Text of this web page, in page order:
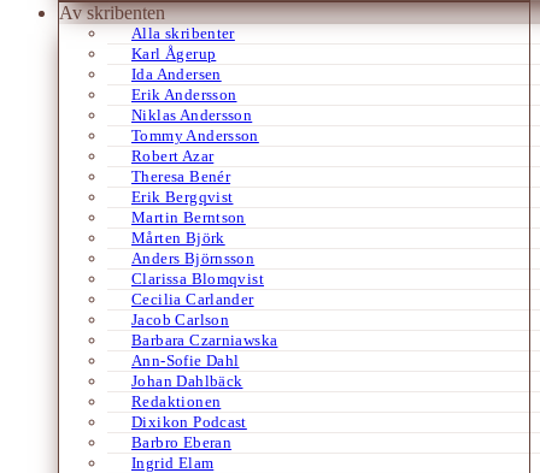
Av skribenten
Alla skribenter
Karl Ågerup
Ida Andersen
Erik Andersson
Niklas Andersson
Tommy Andersson
Robert Azar
Theresa Benér
Erik Bergqvist
Martin Berntson
Mårten Björk
Anders Björnsson
Clarissa Blomqvist
Cecilia Carlander
Jacob Carlson
Barbara Czarniawska
Ann-Sofie Dahl
Johan Dahlbäck
Redaktionen
Dixikon Podcast
Barbro Eberan
Ingrid Elam